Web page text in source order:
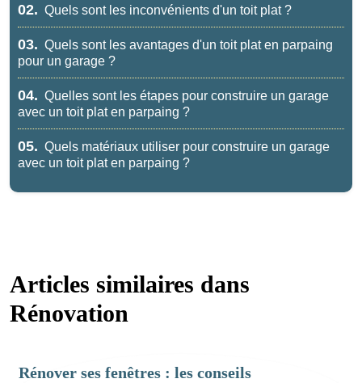
02. Quels sont les inconvénients d'un toit plat ?
03. Quels sont les avantages d'un toit plat en parpaing
pour un garage ?
04. Quelles sont les étapes pour construire un garage
avec un toit plat en parpaing ?
05. Quels matériaux utiliser pour construire un garage
avec un toit plat en parpaing ?
Articles similaires dans
Rénovation
Rénover ses fenêtres : les conseils